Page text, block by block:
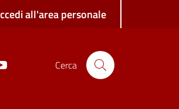
all'area personale
Cerca